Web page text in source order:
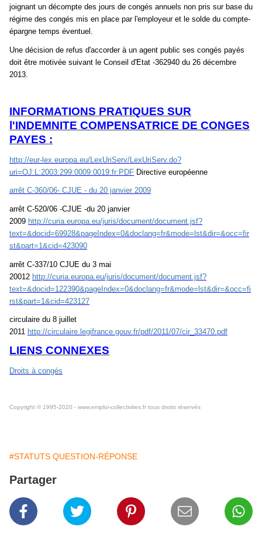
joignant un décompte des jours de congés annuels non pris sur base du
régime des congés mis en place par l'employeur et le solde du compte-
épargne temps éventuel.
Une décision de refus d'accorder à un agent public ses congés payés
doit être motivée suivant le Conseil d'Etat -362940 du 26 décembre
2013.
INFORMATIONS PRATIQUES SUR
l'INDEMNITE COMPENSATRICE DE CONGES
PAYES :
http://eur-lex.europa.eu/LexUriServ/LexUriServ.do?
uri=OJ:L:2003:299:0009:0019:fr:PDF Directive européenne
arrêt C-360/06- CJUE - du 20 janvier 2009
arrêt C-520/06 -CJUE -du 20 janvier
2009 http://curia.europa.eu/juris/document/document.jsf?
text=&docid=69928&pageIndex=0&doclang=fr&mode=lst&dir=&occ=fir
st&part=1&cid=423090
arrêt C-337/10 CJUE du 3 mai
20012 http://curia.europa.eu/juris/document/document.jsf?
text=&docid=122390&pageIndex=0&doclang=fr&mode=lst&dir=&occ=fi
rst&part=1&cid=423127
circulaire du 8 juillet
2011 http://circulaire.legifrance.gouv.fr/pdf/2011/07/cir_33470.pdf
LIENS CONNEXES
Droits à congés
Copyright © 1995-2020 - www.emploi-collectivites.fr tous droits réservés
#STATUTS QUESTION-RÉPONSE
Partager